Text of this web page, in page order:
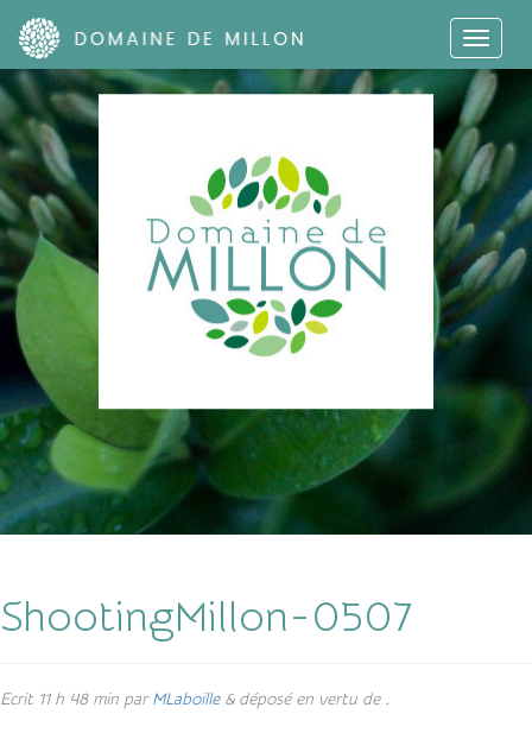
ShootingMillon-0507
Ecrit 11 h 48 min parMLaboille &déposé en vertu de .